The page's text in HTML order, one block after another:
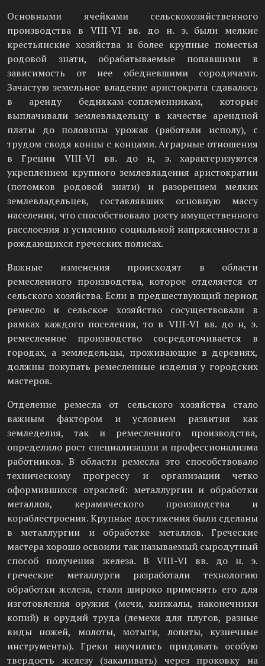
Основными ячейками сельскохозяйственного
производства в VIII-VI вв. до н. э. были мелкие
крестьянские хозяйства и более крупные поместья
родовой знати, обрабатываемые попавшими в
зависимость от нее обедневшими сородичами.
Зачастую земельное владение аристократа сдавалось
в аренду беднякам-соплеменникам, которые
выплачивали землевладельцу в качестве арендной
платы до половины урожая (работали исполу), с
трудом сводя концы с концами. Аграрные отношения
в Греции VIII-VI вв. до н, э. характеризуются
укреплением крупного землевладения аристократии
(потомков родовой знати) и разорением мелких
землевладельцев, составлявших основную массу
населения, что способствовало росту имущественного
расслоения и усилению социальной напряженности в
рождающихся греческих полисах.
Важные изменения происходят в области
ремесленного производства, которое отделяется от
сельского хозяйства. Если в предшествующий период
ремесло и сельское хозяйство сосуществовали в
рамках каждого поселения, то в VIII-VI вв. до н, э.
ремесленное производство сосредоточивается в
городах, а земледельцы, проживающие в деревнях,
должны покупать ремесленные изделия у городских
мастеров.
Отделение ремесла от сельского хозяйства стало
важным фактором и условием развития как
земледелия, так и ремесленного производства,
определило рост специализации и профессионализма
работников. В области ремесла это способствовало
техническому прогрессу и организации четко
оформившихся отраслей: металлургии и обработки
металлов, керамического производства и
кораблестроения. Крупные достижения были сделаны
в металлургии и обработке металлов. Греческие
мастера хорошо освоили так называемый сыродутный
способ получения железа. В VIII-VI вв. до н. э.
греческие металлурги разработали технологию
обработки железа, стали широко применять его для
изготовления оружия (мечи, кинжалы, наконечники
копий) и орудий труда (лемехи для плугов, разные
виды ножей, молоты, мотыги, лопаты, кузнечные
инструменты). Греки научились придавать особую
твердость железу (закаливать) через проковку на